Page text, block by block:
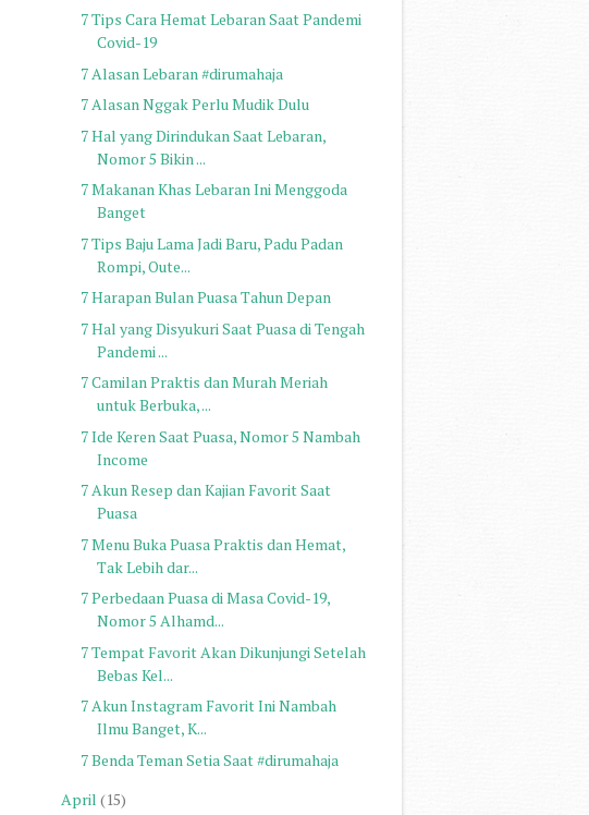
7 Tips Cara Hemat Lebaran Saat Pandemi
Covid-19
7 Alasan Lebaran #dirumahaja
7 Alasan Nggak Perlu Mudik Dulu
7 Hal yang Dirindukan Saat Lebaran,
Nomor 5 Bikin ...
7 Makanan Khas Lebaran Ini Menggoda
Banget
7 Tips Baju Lama Jadi Baru, Padu Padan
Rompi, Oute...
7 Harapan Bulan Puasa Tahun Depan
7 Hal yang Disyukuri Saat Puasa di Tengah
Pandemi ...
7 Camilan Praktis dan Murah Meriah
untuk Berbuka, ...
7 Ide Keren Saat Puasa, Nomor 5 Nambah
Income
7 Akun Resep dan Kajian Favorit Saat
Puasa
7 Menu Buka Puasa Praktis dan Hemat,
Tak Lebih dar...
7 Perbedaan Puasa di Masa Covid-19,
Nomor 5 Alhamd...
7 Tempat Favorit Akan Dikunjungi Setelah
Bebas Kel...
7 Akun Instagram Favorit Ini Nambah
Ilmu Banget, K...
7 Benda Teman Setia Saat #dirumahaja
April (15)